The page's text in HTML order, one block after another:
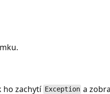
ho zachytí Exception a